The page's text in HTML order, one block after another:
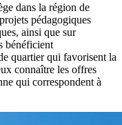
dans la région de
pédagogiques
ainsi que sur
bénéficient
quartier qui favorisent la
connaître les offres
qui correspondent à